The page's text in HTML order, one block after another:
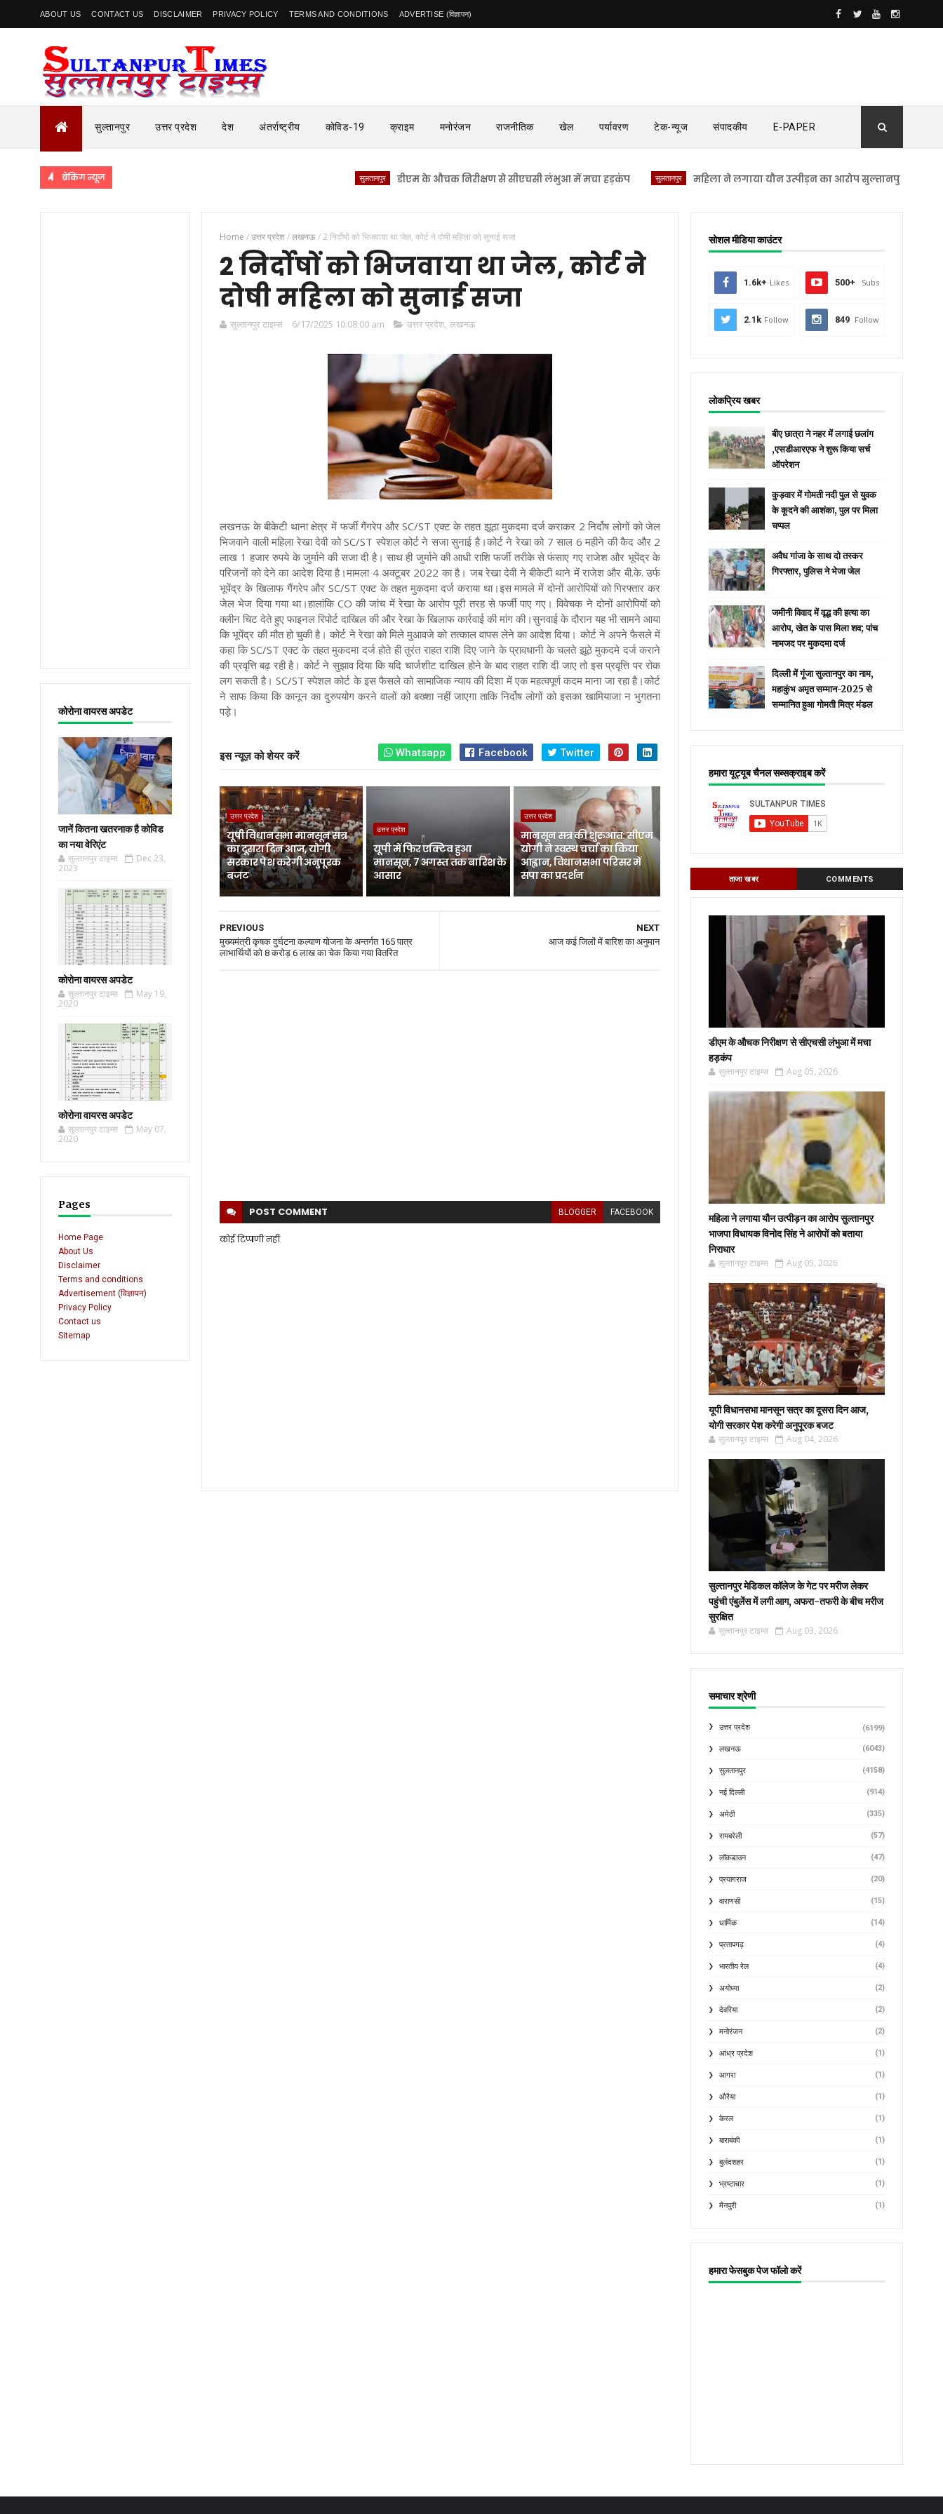
ABOUT US CONTACT US DISCLAIMER PRIVACY POLICY TERMS AND CONDITIONS ADVERTISE (विज्ञापन)
सुल्तानपुर उत्तर प्रदेश देश अंतर्राष्ट्रीय कोविड-19 क्राइम मनोरंजन राजनीतिक खेल पर्यावरण टेक-न्यूज संपादकीय E-PAPER
ब्रेकिंग न्यूज डीएम के औचक निरीक्षण से सीएचसी लंभुआ में मचा हड़कंप सुलतानपुर महिला ने लगाया यौन उत्पीड़न का आरोप सुल्तानपुर भाजपा विधायक
कोरोना वायरस अपडेट
जानें कितना खतरनाक है कोविड
का नया वेरिएंट
सुल्तानपुर टाइम्स
Dec 23,
2023
कोरोना वायरस अपडेट
सुल्तानपुर टाइम्स
May 19,
2020
कोरोना वायरस अपडेट
सुल्तानपुर टाइम्स
May 07,
2020
Pages
Home Page
About Us
Disclaimer
Terms and conditions
Advertisement (विज्ञापन)
Privacy Policy
Contact us
Sitemap
Home /उत्तर प्रदेश/लखनऊ/2 निर्दोषों को भिजवाया था जेल, कोर्ट ने दोषी महिला को सुनाई सजा
2 निर्दोषों को भिजवाया था जेल, कोर्ट ने
दोषी महिला को सुनाई सजा
सुल्तानपुर टाइम्स 6/17/2025 10:08:00 am उत्तर प्रदेश, लखनऊ
लखनऊ के बीकेटी थाना क्षेत्र में फर्जी गैंगरेप और SC/ST एक्ट के तहत झूठा मुकदमा दर्ज कराकर 2 निर्दोष लोगों को जेल
भिजवाने वाली महिला रेखा देवी को SC/ST स्पेशल कोर्ट ने सजा सुनाई है।कोर्ट ने रेखा को 7 साल 6 महीने की कैद और 2
लाख 1 हजार रुपये के जुर्माने की सजा दी है। साथ ही जुर्माने की आधी राशि फर्जी तरीके से फंसाए गए राजेश और भूपेंद्र के
परिजनों को देने का आदेश दिया है।मामला 4 अक्टूबर 2022 का है। जब रेखा देवी ने बीकेटी थाने में राजेश और बी.के. उर्फ
भूपेंद्र के खिलाफ गैंगरेप और SC/ST एक्ट के तहत मुकदमा दर्ज कराया था।इस मामले में दोनों आरोपियों को गिरफ्तार कर
जेल भेज दिया गया था।हालांकि CO की जांच में रेखा के आरोप पूरी तरह से फर्जी पाए गए। विवेचक ने दोनों आरोपियों को
क्लीन चिट देते हुए फाइनल रिपोर्ट दाखिल की और रेखा के खिलाफ कार्रवाई की मांग की।सुनवाई के दौरान यह भी सामने आया
कि भूपेंद्र की मौत हो चुकी है। कोर्ट ने रेखा को मिले मुआवजे को तत्काल वापस लेने का आदेश दिया। कोर्ट ने अपने फैसले में
कहा कि SC/ST एक्ट के तहत मुकदमा दर्ज होते ही तुरंत राहत राशि दिए जाने के प्रावधानी के चलते झूठे मुकदमे दर्ज कराने
की प्रवृत्ति बढ़ रही है। कोर्ट ने सुझाव दिया कि यदि चार्जशीट दाखिल होने के बाद राहत राशि दी जाए तो इस प्रवृत्ति पर रोक
लग सकती है। SC/ST स्पेशल कोर्ट के इस फैसले को सामाजिक न्याय की दिशा में एक महत्वपूर्ण कदम माना जा रहा है।कोर्ट
ने साफ किया कि कानून का दुरुपयोग करने वालों को बख्शा नहीं जाएगा ताकि निर्दोष लोगों को इसका खामियाजा न भुगतना
पड़े।
इस न्यूज़ को शेयर करें Whatsapp Facebook Twitter
उत्तर प्रदेश
यूपी विधानसभा मानसून सत्र
का दूसरा दिन आज, योगी
सरकार पेश करेगी अनुपूरक
बजट
उत्तर प्रदेश
यूपी में फिर एक्टिव हुआ
मानसून, 7 अगस्त तक बारिश के
आसार
उत्तर प्रदेश
मानसून सत्र की शुरुआत: सीएम
योगी ने स्वस्थ चर्चा का किया
आह्वान, विधानसभा परिसर में
सपा का प्रदर्शन
NEXT
आज कई जिलों में बारिश का अनुमान
PREVIOUS
मुख्यमंत्री कृषक दुर्घटना कल्याण योजना के अन्तर्गत 165 पात्र
लाभार्थियों को 8 करोड़ 6 लाख का चेक किया गया वितरित
POST COMMENT BLOGGER FACEBOOK
कोई टिप्पणी नहीं
सोशल मीडिया काउंटर
1.6k+ Likes 500+ Subs
2.1k Follow 849 Follow
लोकप्रिय खबर
बीए छात्रा ने नहर में लगाई छलांग
,एसडीआरएफ ने शुरू किया सर्च
ऑपरेशन
कुड़वार में गोमती नदी पुल से युवक
के कूदने की आशंका, पुल पर मिला
चप्पल
अवैध गांजा के साथ दो तस्कर
गिरफ्तार, पुलिस ने भेजा जेल
जमीनी विवाद में वृद्ध की हत्या का
आरोप, खेत के पास मिला शव; पांच
नामजद पर मुकदमा दर्ज
दिल्ली में गूंजा सुल्तानपुर का नाम,
महाकुंभ अमृत सम्मान-2025 से
सम्मानित हुआ गोमती मित्र मंडल
हमारा यूट्यूब चैनल सब्सक्राइब करें
ताजा खबर COMMENTS
डीएम के औचक निरीक्षण से सीएचसी लंभुआ में मचा
हड़कंप
सुल्तानपुर टाइम्स Aug 05, 2026
महिला ने लगाया यौन उत्पीड़न का आरोप सुल्तानपुर
भाजपा विधायक विनोद सिंह ने आरोपों को बताया
निराधार
सुल्तानपुर टाइम्स Aug 05, 2026
यूपी विधानसभा मानसून सत्र का दूसरा दिन आज,
योगी सरकार पेश करेगी अनुपूरक बजट
सुल्तानपुर टाइम्स Aug 04, 2026
सुल्तानपुर मेडिकल कॉलेज के गेट पर मरीज लेकर
पहुंची एंबुलेंस में लगी आग, अफरा-तफरी के बीच मरीज
सुरक्षित
सुल्तानपुर टाइम्स Aug 03, 2026
समाचार श्रेणी
उत्तर प्रदेश (6199)
लखनऊ (6043)
सुलतानपुर (4158)
नई दिल्ली (914)
अमेठी (335)
रायबरेली (57)
लॉकडाउन (47)
प्रयागराज (20)
वाराणसी (15)
धार्मिक (14)
प्रतापगढ़ (4)
भारतीय रेल (4)
अयोध्या (2)
देवरिया (2)
मनोरंजन (2)
आंध्र प्रदेश (1)
आगरा (1)
औरैया (1)
केरल (1)
बाराबंकी (1)
बुलंदशहर (1)
भ्रष्टाचार (1)
मैनपुरी (1)
हमारा फेसबुक पेज फॉलो करें